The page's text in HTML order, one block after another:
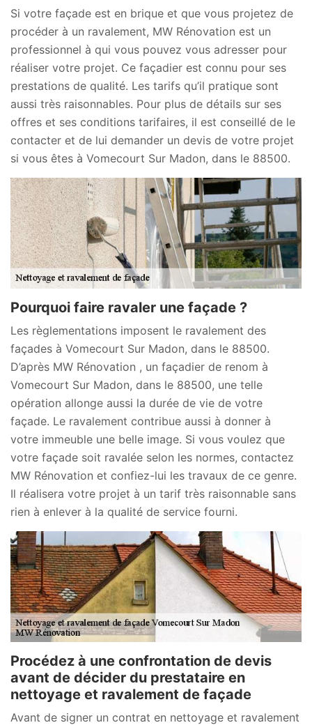
Si votre façade est en brique et que vous projetez de
procéder à un ravalement, MW Rénovation est un
professionnel à qui vous pouvez vous adresser pour
réaliser votre projet. Ce façadier est connu pour ses
prestations de qualité. Les tarifs qu’il pratique sont
aussi très raisonnables. Pour plus de détails sur ses
offres et ses conditions tarifaires, il est conseillé de le
contacter et de lui demander un devis de votre projet
si vous êtes à Vomecourt Sur Madon, dans le 88500.
Pourquoi faire ravaler une façade ?
Les règlementations imposent le ravalement des
façades à Vomecourt Sur Madon, dans le 88500.
D’après MW Rénovation , un façadier de renom à
Vomecourt Sur Madon, dans le 88500, une telle
opération allonge aussi la durée de vie de votre
façade. Le ravalement contribue aussi à donner à
votre immeuble une belle image. Si vous voulez que
votre façade soit ravalée selon les normes, contactez
MW Rénovation et confiez-lui les travaux de ce genre.
Il réalisera votre projet à un tarif très raisonnable sans
rien à enlever à la qualité de service fourni.
Procédez à une confrontation de devis
avant de décider du prestataire en
nettoyage et ravalement de façade
Avant de signer un contrat en nettoyage et ravalement